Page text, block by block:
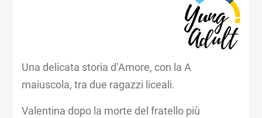
Una delicata storia d’Amore, con la A
maiuscola, tra due ragazzi liceali.
Valentina dopo la morte del fratello più